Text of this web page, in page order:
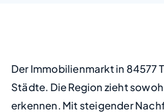
Der Immobilienmarkt in 84577
Städte. Die Region zieht
erkennen. Mit steigender